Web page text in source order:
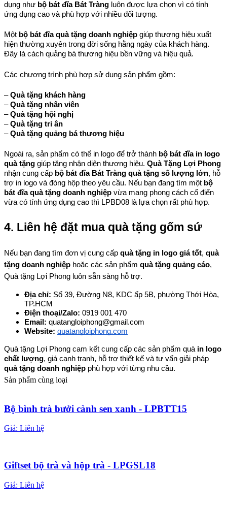
dụng như bộ bát đĩa Bát Tràng luôn được lựa chọn vì có tính
ứng dụng cao và phù hợp với nhiều đối tượng.
Một bộ bát đĩa quà tặng doanh nghiệp giúp thương hiệu xuất
hiện thường xuyên trong đời sống hằng ngày của khách hàng.
Đây là cách quảng bá thương hiệu bền vững và hiệu quả.
Các chương trình phù hợp sử dụng sản phẩm gồm:
– Quà tặng khách hàng
– Quà tặng nhân viên
– Quà tặng hội nghị
– Quà tặng tri ân
– Quà tặng quảng bá thương hiệu
Ngoài ra, sản phẩm có thể in logo để trở thành bộ bát đĩa in logo
quà tặng giúp tăng nhận diện thương hiệu. Quà Tặng Lợi Phong
nhận cung cấp bộ bát đĩa Bát Tràng quà tặng số lượng lớn, hỗ
trợ in logo và đóng hộp theo yêu cầu. Nếu bạn đang tìm một bộ
bát đĩa quà tặng doanh nghiệp vừa mang phong cách cổ điển
vừa có tính ứng dụng cao thì LPBD08 là lựa chọn rất phù hợp.
4. Liên hệ đặt mua quà tặng gốm sứ
Nếu bạn đang tìm đơn vị cung cấp quà tặng in logo giá tốt, quà
tặng doanh nghiệp hoặc các sản phẩm quà tặng quảng cáo,
Quà tặng Lợi Phong luôn sẵn sàng hỗ trợ.
Địa chỉ: Số 39, Đường N8, KDC ấp 5B, phường Thới Hòa,
TP.HCM
Điện thoại/Zalo: 0919 001 470
Email: quatangloiphong@gmail.com
Website: quatangloiphong.com
Quà tặng Lợi Phong cam kết cung cấp các sản phẩm quà in logo
chất lượng
quà tặng doanh nghiệp phù hợp với từng nhu cầu.
Sản phẩm cùng loại
Bộ bình trà bưởi cành sen xanh - LPBTT15
Giá: Liên hệ
Giftset bộ trà và hộp trà - LPGSL18
Giá: Liên hệ